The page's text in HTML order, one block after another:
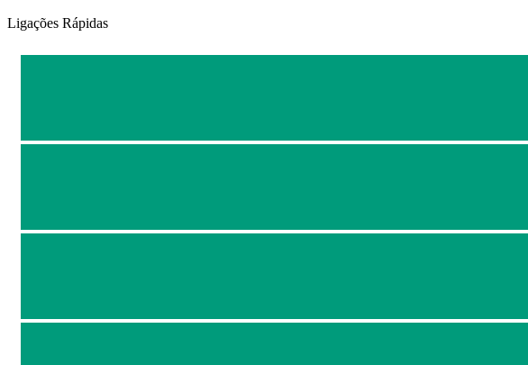
Ligações Rápidas